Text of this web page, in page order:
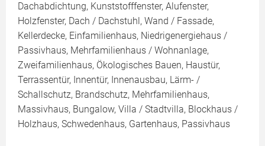
Dachabdichtung, Kunststofffenster, Alufenster,
Holzfenster, Dach / Dachstuhl, Wand / Fassade,
Kellerdecke, Einfamilienhaus, Niedrigenergiehaus /
Passivhaus, Mehrfamilienhaus / Wohnanlage,
Zweifamilienhaus, Ökologisches Bauen, Haustür,
Terrassentür, Innentür, Innenausbau, Lärm- /
Schallschutz, Brandschutz, Mehrfamilienhaus,
Massivhaus, Bungalow, Villa / Stadtvilla, Blockhaus /
Holzhaus, Schwedenhaus, Gartenhaus, Passivhaus